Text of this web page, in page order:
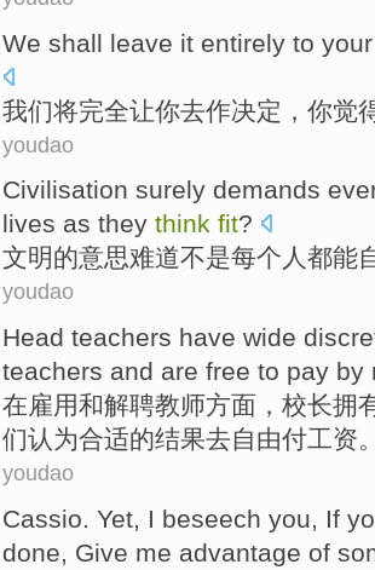
We shall leave it entirely to your
我们将完全让你去作决定 ， 你觉
youdao
Civilisation surely demands
lives as they think fit?
文明的意思难道不是每个人都能
youdao
Head teachers have wide
teachers and are free to pay by
在雇用和解聘教师方面， 校长拥
们认为合适的结果去自由付工资
youdao
Cassio. Yet, I beseech you, If
done, Give me advantage of